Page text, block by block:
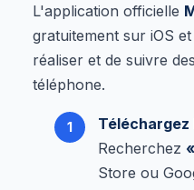
L'application officielle
gratuitement sur iOS
réaliser et de suivre
téléphone.
Recherchez
Store ou